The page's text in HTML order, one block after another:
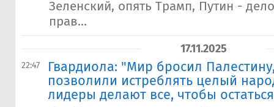
Зеленский, опять Трамп, Путин -
прав...
17.11.2025
22:47
Гвардиола: "Мир бросил
позволили истреблять целый
лидеры делают все, чтобы